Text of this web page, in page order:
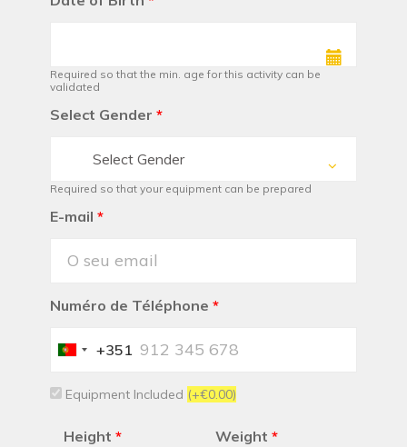
Required so that the min. age for this activity can be
validated
Select Gender *
Select Gender
Required so that your equipment can be prepared
E-mail *
Numéro de Téléphone *
Portugal
+351
Equipment Included (+€0.00)
Height * Weight *